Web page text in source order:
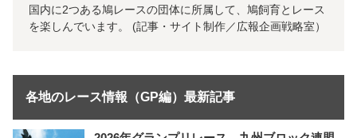
国内に2つある鳩レースの団体に所属して、鳩飼育とレース
を楽しんでいます。 (記事・サイト制作／広報企画戦略室）
各地のレース情報（GP編）最新記事